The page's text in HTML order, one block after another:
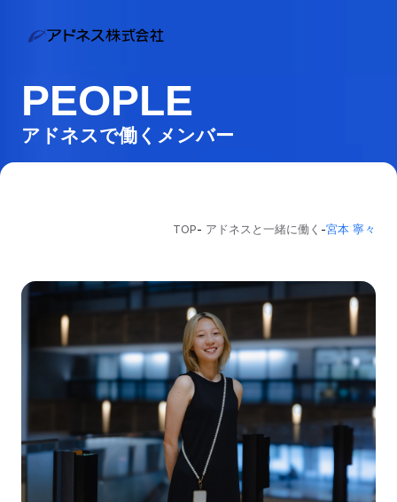
PEOPLE
アドネスで働くメンバー
TOP- アドネスと一緒に働く -宮本 寧々